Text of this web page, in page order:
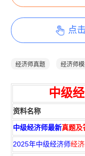
点
经济师真题 经济师
中级
资料名称
中级经济师最新真题及
2025年中级经济师经